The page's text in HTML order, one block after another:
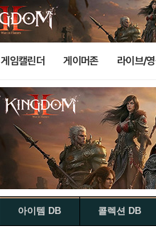
게임캘린더 게이머존 라이브/
아이템 DB 콜렉션 DB